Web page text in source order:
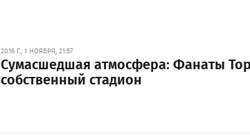
2016 Г., 1 НОЯБРЯ, 21:57
Сумасшедшая атмосфера: Фанаты
собственный стадион